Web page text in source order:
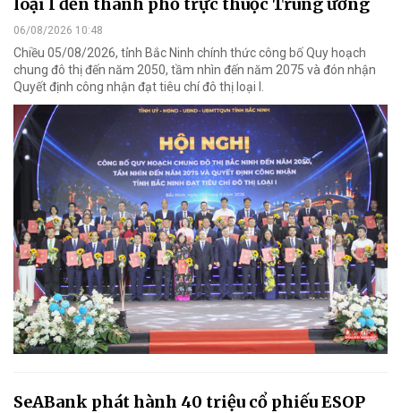
06/08/2026 10:48
Chiều 05/08/2026, tỉnh Bắc Ninh chính thức công bố Quy hoạch
chung đô thị đến năm 2050, tầm nhìn đến năm 2075 và đón nhận
Quyết định công nhận đạt tiêu chí đô thị loại I.
SeABank phát hành 40 triệu cổ phiếu ESOP